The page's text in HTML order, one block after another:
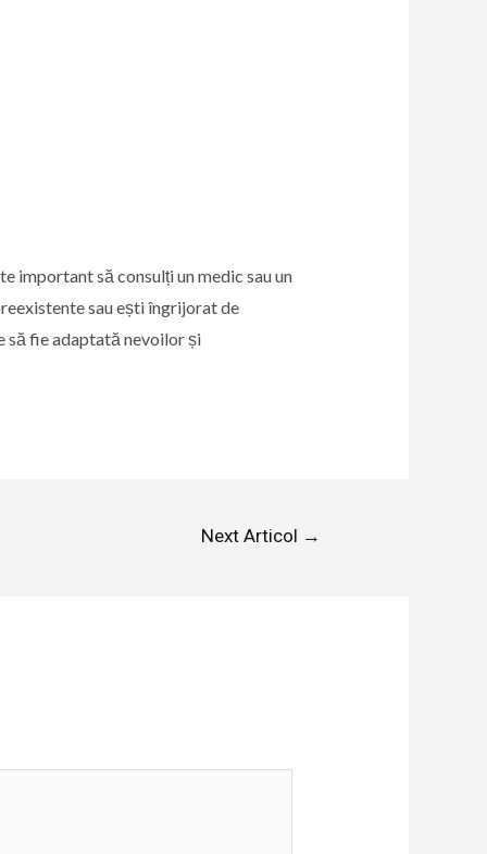
important să consulți un medic sau un
sau ești îngrijorat de
să fie adaptată nevoilor și
Next Articol →